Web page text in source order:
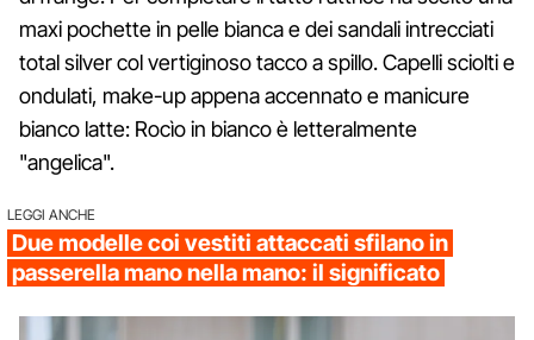
maxi pochette in pelle bianca e dei sandali intrecciati
total silver col vertiginoso tacco a spillo. Capelli sciolti e
ondulati, make-up appena accennato e manicure
bianco latte: Rocìo in bianco è letteralmente
"angelica".
LEGGI ANCHE
Due modelle coi vestiti attaccati sfilano in
passerella mano nella mano: il significato